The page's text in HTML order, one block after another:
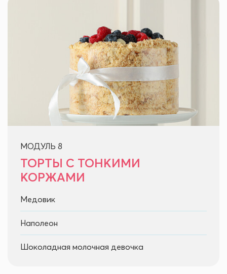
МОДУЛЬ 8
ТОРТЫ С ТОНКИМИ
КОРЖАМИ
Медовик
Наполеон
Шоколадная молочная девочка